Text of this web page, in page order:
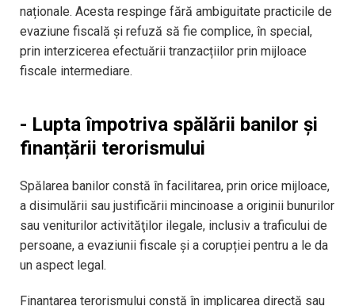
naționale. Acesta respinge fără ambiguitate practicile de
evaziune fiscală și refuză să fie complice, în special,
prin interzicerea efectuării tranzacțiilor prin mijloace
fiscale intermediare.
- Lupta împotriva spălării banilor și
finanțării terorismului
Spălarea banilor constă în facilitarea, prin orice mijloace,
a disimulării sau justificării mincinoase a originii bunurilor
sau veniturilor activităţilor ilegale, inclusiv a traficului de
persoane, a evaziunii fiscale și a corupției pentru a le da
un aspect legal.
Finanțarea terorismului constă în implicarea directă sau